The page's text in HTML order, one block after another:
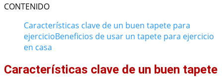
CONTENIDO
Características clave de un buen tapete para
ejercicioBeneficios de usar un tapete para ejercicio
en casa
Características clave de un buen tapete